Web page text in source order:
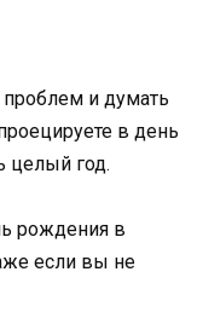
проблем и думать
в день
целый год.
рождения в
если вы не